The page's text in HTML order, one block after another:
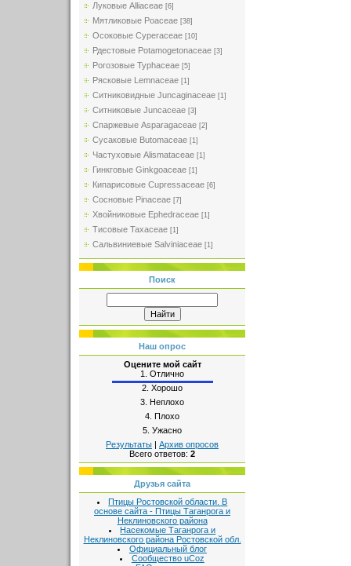
Луковые Alliaceae [6]
Мятликовые Poaceae [38]
Осоковые Cyperaceae [10]
Рдестовые Potamogetonaceae [3]
Рогозовые Typhaceae [5]
Рясковые Lemnaceae [1]
Ситниковидные Juncaginaceae [1]
Ситниковые Juncaceae [3]
Спаржевые Asparagaceae [2]
Сусаковые Butomaceae [1]
Частуховые Alismataceae [1]
Гинкговые Ginkgoaceae [1]
Кипарисовые Cupressaceae [6]
Сосновые Pinaceae [7]
Хвойниковые Ephedraceae [1]
Тисовые Taxaceae [1]
Сальвиниевые Salviniaceae [1]
Поиск
Наш опрос
Оцените мой сайт
1. Отлично
2. Хорошо
3. Неплохо
4. Плохо
5. Ужасно
Результаты | Архив опросов
Всего ответов: 2
Друзья сайта
Птицы Ростовской области. В
основе сайта - Птицы Таганрога и
Неклиновского района
Насекомые Таганрога и
Неклиновского района Ростовской обл.
Официальный блог
Сообщество uCoz